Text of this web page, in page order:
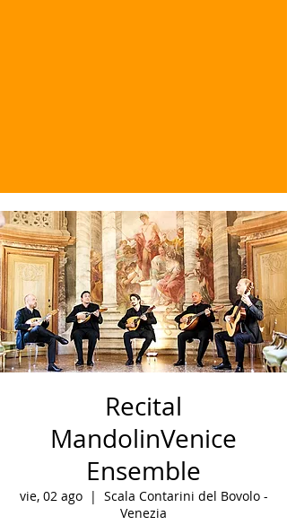
Recital
MandolinVenice
Ensemble
vie, 02 ago
  |
Scala Contarini del Bovolo -
Venezia